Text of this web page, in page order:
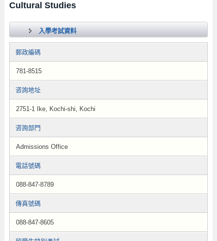
Cultural Studies
入學考試資料
郵政編碼
781-8515
咨詢地址
2751-1 Ike, Kochi-shi, Kochi
咨詢部門
Admissions Office
電話號碼
088-847-8789
傳真號碼
088-847-8605